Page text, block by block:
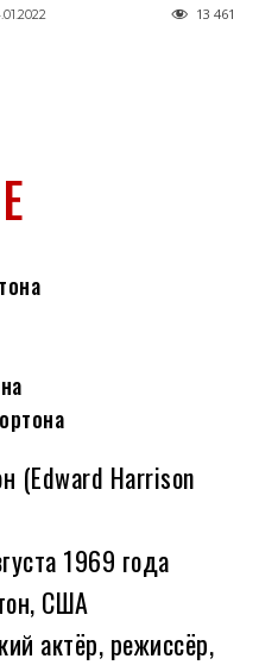
13 461
(Edward Harrison
1969 года
США
актёр, режиссёр,